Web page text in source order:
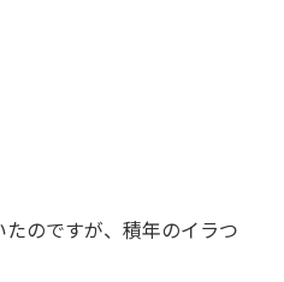
のですが、積年のイラつ